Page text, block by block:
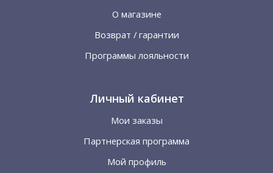
О магазине
Возврат / гарантии
Программы лояльности
Личный кабинет
Мои заказы
Партнерская программа
Мой профиль